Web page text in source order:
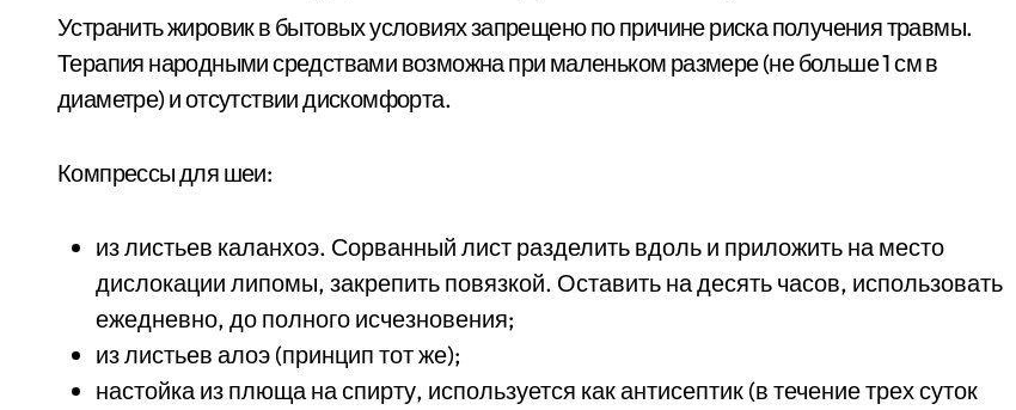
Устранить жировик в бытовых условиях запрещено по причине риска получения травмы.
Терапия народными средствами возможна при маленьком размере (не больше 1 см в
диаметре) и отсутствии дискомфорта.
Компрессы для шеи:
из листьев каланхоэ. Сорванный лист разделить вдоль и приложить на место
дислокации липомы, закрепить повязкой. Оставить на десять часов, использовать
ежедневно, до полного исчезновения;
из листьев алоэ (принцип тот же);
настойка из плюща на спирту, используется как антисептик (в течение трех суток